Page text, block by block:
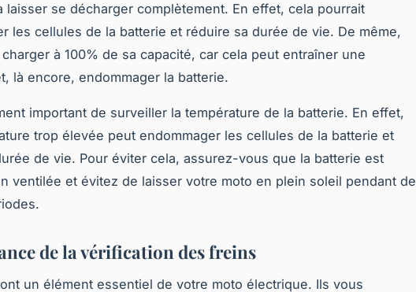
laisser se décharger complètement. En effet, cela pourrait
les cellules de la batterie et réduire sa durée de vie. De même,
à 100% de sa capacité, car cela peut entraîner une
là encore, endommager la batterie.
important de surveiller la température de la batterie. En effet,
trop élevée peut endommager les cellules de la batterie et
de vie. Pour éviter cela, assurez-vous que la batterie est
ventilée et évitez de laisser votre moto en plein soleil pendant de
de la vérification des freins
un élément essentiel de votre moto électrique. Ils vous